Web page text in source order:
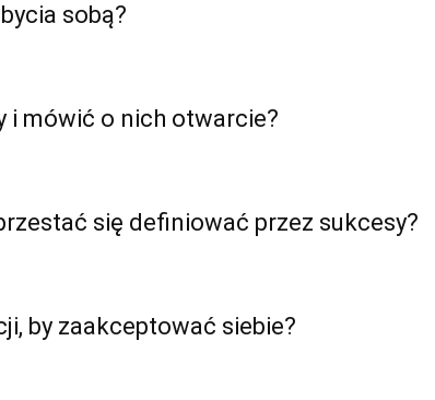
sobą?
i mówić o nich otwarcie?
się definiować przez sukcesy?
by zaakceptować siebie?